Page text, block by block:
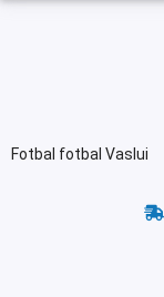
Fotbal fotbal Vaslui